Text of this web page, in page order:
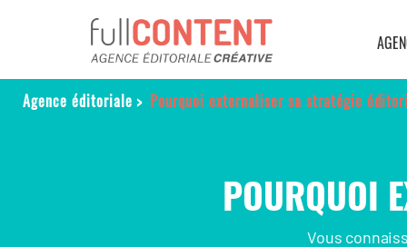
Agence éditoriale > Pourquoi externaliser sa stratégie
POURQUOI
Vous